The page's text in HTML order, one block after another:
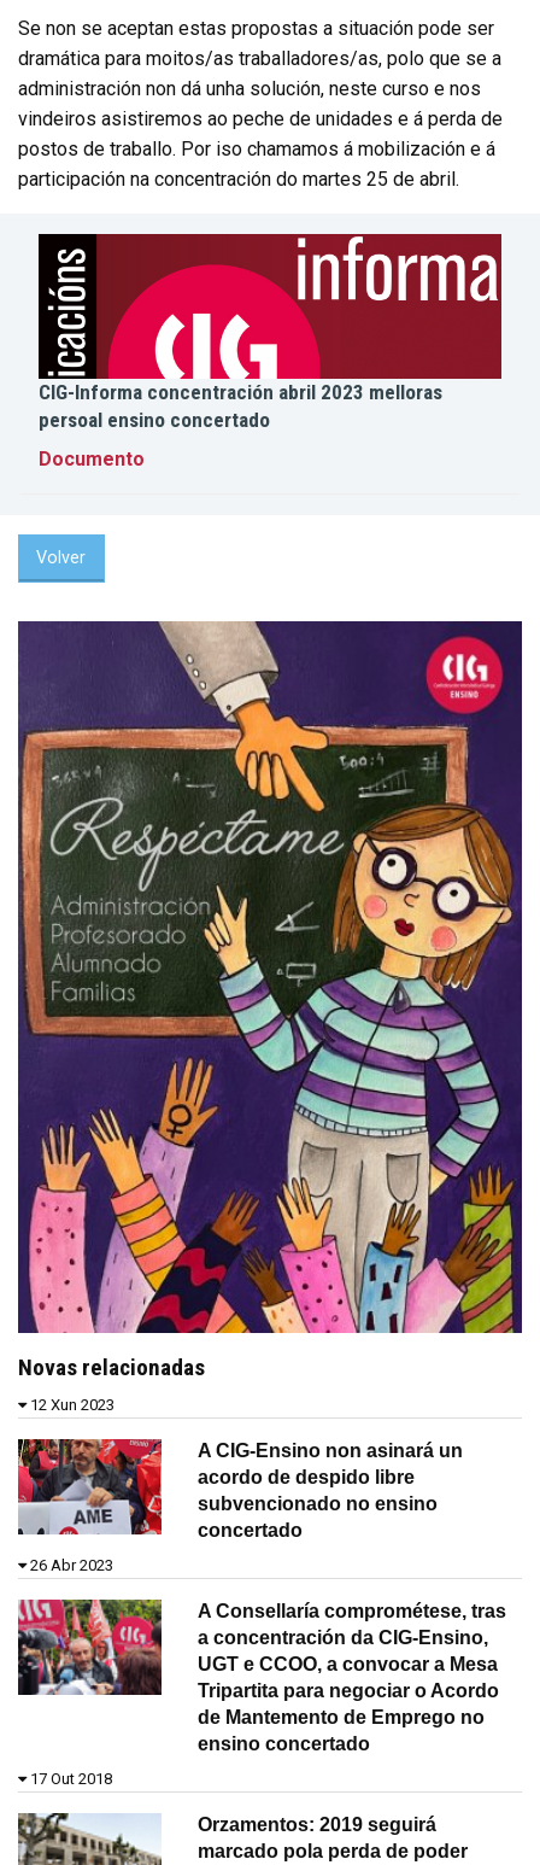
Se non se aceptan estas propostas a situación pode ser
dramática para moitos/as traballadores/as, polo que se a
administración non dá unha solución, neste curso e nos
vindeiros asistiremos ao peche de unidades e á perda de
postos de traballo. Por iso chamamos á mobilización e á
participación na concentración do martes 25 de abril.
CIG-Informa concentración abril 2023 melloras
persoal ensino concertado
Documento
Volver
Novas relacionadas
12 Xun 2023
A CIG-Ensino non asinará un
acordo de despido libre
subvencionado no ensino
concertado
26 Abr 2023
A Consellaría comprométese, tras
a concentración da CIG-Ensino,
UGT e CCOO, a convocar a Mesa
Tripartita para negociar o Acordo
de Mantemento de Emprego no
ensino concertado
17 Out 2018
Orzamentos: 2019 seguirá
marcado pola perda de poder